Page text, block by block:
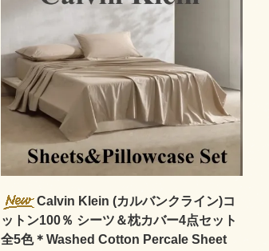
Calvin Klein (カルバンクライン)コ
ットン100％ シーツ＆枕カバー4点セット
全5色＊Washed Cotton Percale Sheet